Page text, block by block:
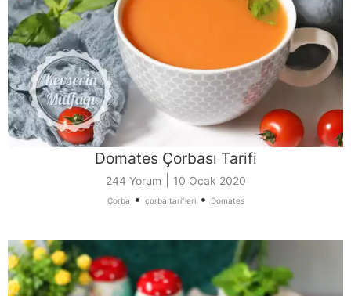
Domates Çorbası Tarifi
244 Yorum 10 Ocak 2020
Çorba • çorba tarifleri• Domates